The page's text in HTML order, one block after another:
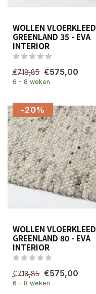
WOLLEN VLOERKLEED
GREENLAND 35 - EVA
INTERIOR
€718,85 €575,00
6 - 8 weken
-20%
WOLLEN VLOERKLEED
GREENLAND 80 - EVA
INTERIOR
€718,85 €575,00
6 - 8 weken